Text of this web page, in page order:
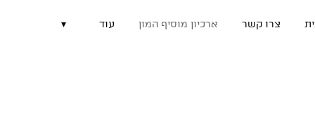
צרו קשר ארכיון מוסיף המון עוד ▾